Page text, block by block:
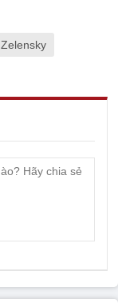
Zelensky